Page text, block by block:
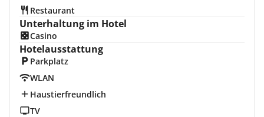
Restaurant
Unterhaltung im Hotel
Casino
Hotelausstattung
Parkplatz
WLAN
Haustierfreundlich
TV